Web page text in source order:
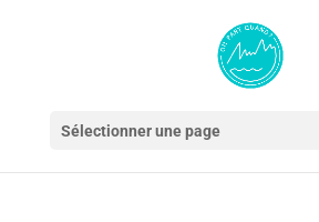
Sélectionner une page